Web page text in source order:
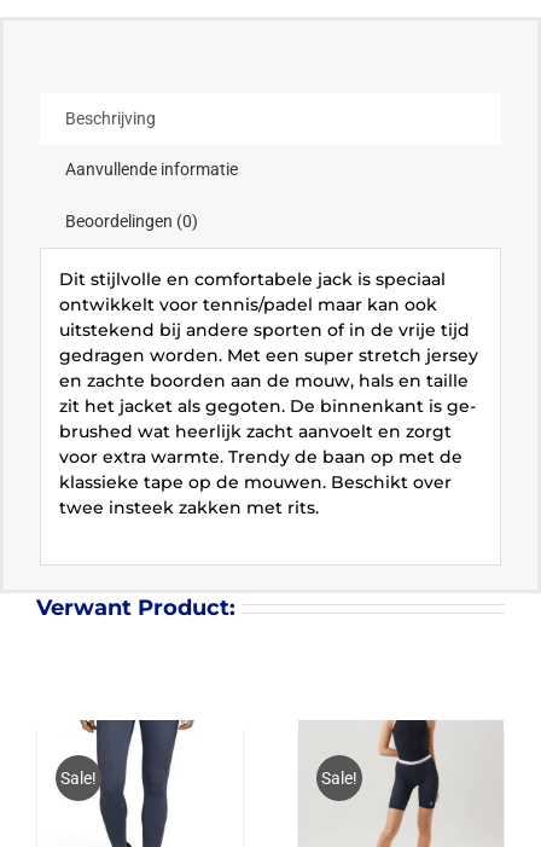
Beschrijving
Aanvullende informatie
Beoordelingen (0)
Dit stijlvolle en comfortabele jack is speciaal
ontwikkelt voor tennis/padel maar kan ook
uitstekend bij andere sporten of in de vrije tijd
gedragen worden. Met een super stretch jersey
en zachte boorden aan de mouw, hals en taille
zit het jacket als gegoten. De binnenkant is ge-
brushed wat heerlijk zacht aanvoelt en zorgt
voor extra warmte. Trendy de baan op met de
klassieke tape op de mouwen. Beschikt over
twee insteek zakken met rits.
Verwant Product:
Sale! Sale!